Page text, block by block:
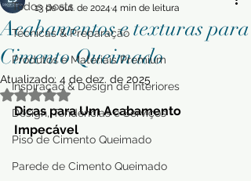
Todos posts
Técnicas & Preparação
Produtos e Materiais Premium
Inspiração & Design de Interiores
Design, Tendências e Serviços
Piso de Cimento Queimado
Parede de Cimento Queimado
Acabamentos e texturas para
Cimento Queimado
13 de out. de 2024 4 min de leitura
Atualizado: 4 de dez. de 2025
Avaliado com NaN de 5 estrelas.
Dicas para Um Acabamento
Impecável